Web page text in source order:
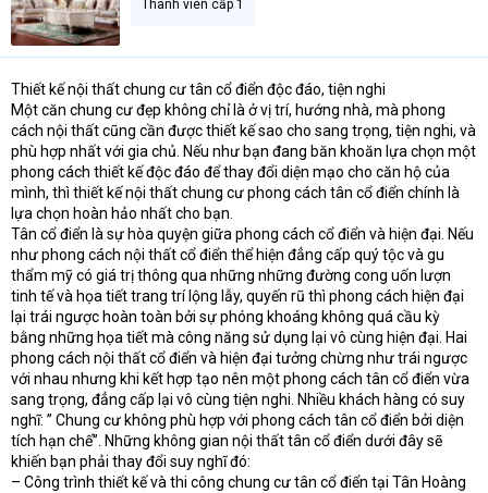
Thành viên cấp 1
Thiết kế nội thất chung cư tân cổ điển độc đáo, tiện nghi
Một căn chung cư đẹp không chỉ là ở vị trí, hướng nhà, mà phong
cách nội thất cũng cần được thiết kế sao cho sang trọng, tiện nghi, và
phù hợp nhất với gia chủ. Nếu như bạn đang băn khoăn lựa chọn một
phong cách thiết kế độc đáo để thay đổi diện mạo cho căn hộ của
mình, thì thiết kế nội thất chung cư phong cách tân cổ điển chính là
lựa chọn hoàn hảo nhất cho bạn.
Tân cổ điển là sự hòa quyện giữa phong cách cổ điển và hiện đại. Nếu
như phong cách nội thất cổ điển thể hiện đẳng cấp quý tộc và gu
thẩm mỹ có giá trị thông qua những những đường cong uốn lượn
tinh tế và họa tiết trang trí lộng lẫy, quyến rũ thì phong cách hiện đại
lại trái ngược hoàn toàn bởi sự phóng khoáng không quá cầu kỳ
bằng những họa tiết mà công năng sử dụng lại vô cùng hiện đại. Hai
phong cách nội thất cổ điển và hiện đại tưởng chừng như trái ngược
với nhau nhưng khi kết hợp tạo nên một phong cách tân cổ điển vừa
sang trọng, đẳng cấp lại vô cùng tiện nghi. Nhiều khách hàng có suy
nghĩ: ” Chung cư không phù hợp với phong cách tân cổ điển bởi diện
tích hạn chế”. Những không gian nội thất tân cổ điển dưới đây sẽ
khiến bạn phải thay đổi suy nghĩ đó:
– Công trình thiết kế và thi công chung cư tân cổ điển tại Tân Hoàng